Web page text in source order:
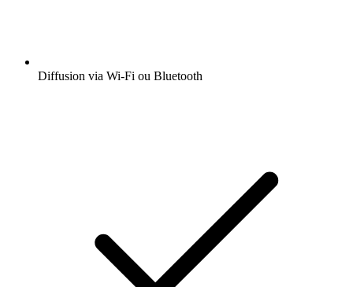
Diffusion via Wi-Fi ou Bluetooth